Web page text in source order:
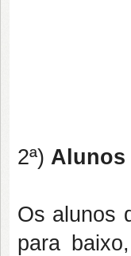
2ª) Alunos
Os alunos
para